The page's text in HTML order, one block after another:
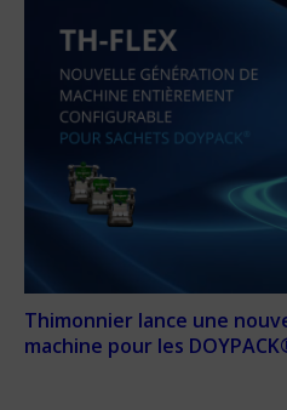
Thimonnier lance une
machine pour les